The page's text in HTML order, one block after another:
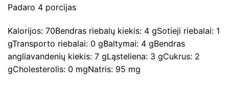
Padaro 4 porcijas
Kalorijos: 70Bendras riebalų kiekis: 4 gSotieji riebalai: 1
gTransporto riebalai: 0 gBaltymai: 4 gBendras
angliavandenių kiekis: 7 gLąsteliena: 3 gCukrus: 2
gCholesterolis: 0 mgNatris: 95 mg